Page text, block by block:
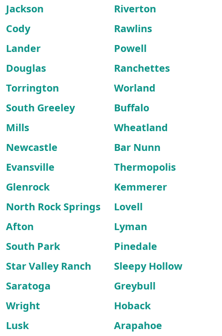
Jackson
Riverton
Cody
Rawlins
Lander
Powell
Douglas
Ranchettes
Torrington
Worland
South Greeley
Buffalo
Mills
Wheatland
Newcastle
Bar Nunn
Evansville
Thermopolis
Glenrock
Kemmerer
North Rock Springs
Lovell
Afton
Lyman
South Park
Pinedale
Star Valley Ranch
Sleepy Hollow
Saratoga
Greybull
Wright
Hoback
Lusk
Arapahoe